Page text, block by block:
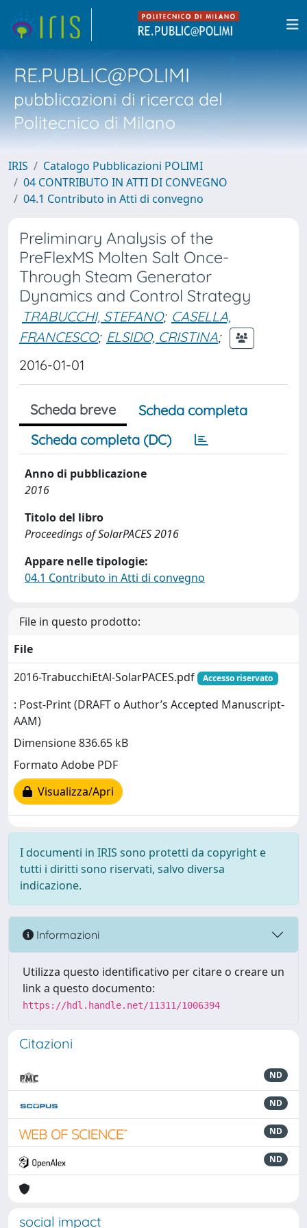
RE.PUBLIC@POLIMI
pubblicazioni di ricerca del
Politecnico di Milano
IRIS
Catalogo Pubblicazioni POLIMI
04 CONTRIBUTO IN ATTI DI CONVEGNO
04.1 Contributo in Atti di convegno
Preliminary Analysis of the
PreFlexMS Molten Salt Once-
Through Steam Generator
Dynamics and Control Strategy
TRABUCCHI, STEFANO; CASELLA,
FRANCESCO; ELSIDO, CRISTINA;
2016-01-01
Scheda breve
Scheda completa
Scheda completa (DC)
Anno di pubblicazione
2016
Titolo del libro
Proceedings of SolarPACES 2016
Appare nelle tipologie:
04.1 Contributo in Atti di convegno
File in questo prodotto:
File
2016-TrabucchiEtAl-SolarPACES.pdf
Accesso riservato
: Post-Print (DRAFT o Author’s Accepted Manuscript-
AAM)
Dimensione 836.65 kB
Formato Adobe PDF
Visualizza/Apri
I documenti in IRIS sono protetti da copyright e
tutti i diritti sono riservati, salvo diversa
indicazione.
Informazioni
Utilizza questo identificativo per citare o creare un
link a questo documento:
https://hdl.handle.net/11311/1006394
Citazioni
ND
ND
ND
ND
social impact